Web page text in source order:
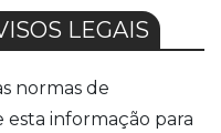
LEGAIS
normas de
esta informação para